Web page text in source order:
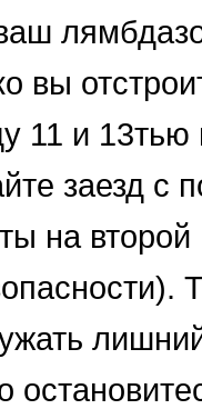
вы
11 и 13тью
заезд
на